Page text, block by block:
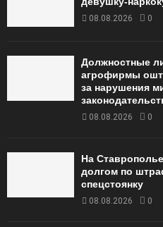
08.08.2026 0
Должностные
агрофирмы
за нарушения
08.08.2026 0
На
долгом по
спецстоянку
08.08.2026 0